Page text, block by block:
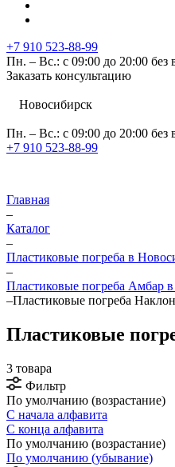
+7 910 523-88-99
Пн. – Вс.: с 09:00 до 20:00 без
Заказать консультацию
Новосибирск
Пн. – Вс.: с 09:00 до 20:00 без
+7 910 523-88-99
Главная
–
Каталог
–
Пластиковые погреба в
–
Пластиковые погреба Амбар
–Пластиковые погреба
Пластиковые
3 товара
Фильтр
По умолчанию (возрастание)
С начала алфавита
С конца алфавита
По умолчанию (возрастание)
По умолчанию (убывание)